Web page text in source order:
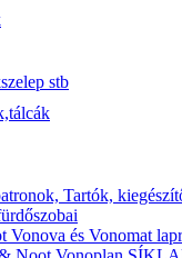
stb
Tartók,
Vonova és Vonomat